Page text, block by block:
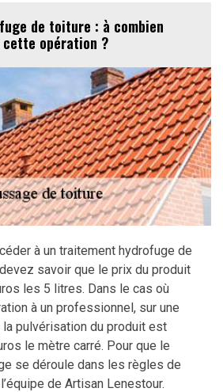
de toiture : à combien
cette opération ?
à un traitement hydrofuge de
savoir que le prix du produit
les 5 litres. Dans le cas où
à un professionnel, sur une
pulvérisation du produit est
le mètre carré. Pour que le
se déroule dans les règles de
de Artisan Lenestour.